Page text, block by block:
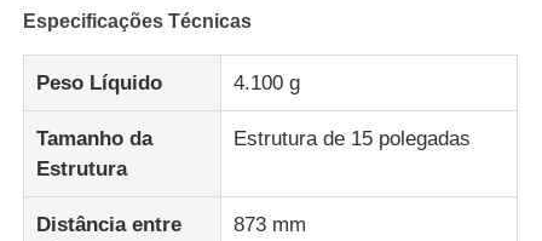
Especificações Técnicas
Peso Líquido 4.100 g
Tamanho da
Estrutura
Estrutura de 15 polegadas
Distância entre
873 mm